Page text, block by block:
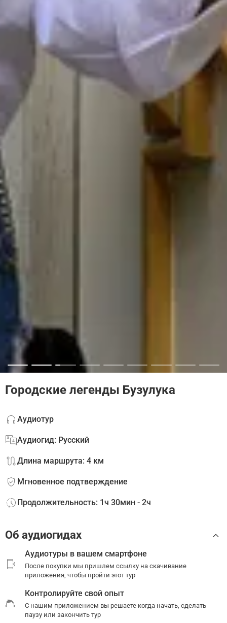
Городские легенды Бузулука
Аудиотур
Аудиогид: Русский
Длина маршрута: 4 км
Мгновенное подтверждение
Продолжительность: 1ч 30мин - 2ч
Об аудиогидах
Аудиотуры в вашем смартфоне
После покупки мы пришлем ссылку на скачивание
приложения, чтобы пройти этот тур
Контролируйте свой опыт
С нашим приложением вы решаете когда начать, сделать
паузу или закончить тур